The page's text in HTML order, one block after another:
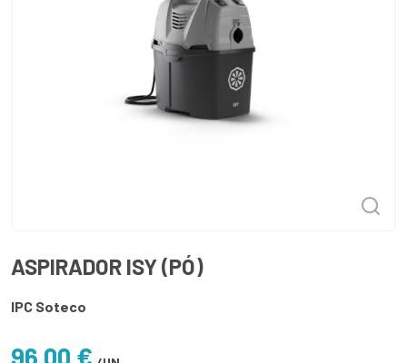
ASPIRADOR ISY (PÓ)
IPC Soteco